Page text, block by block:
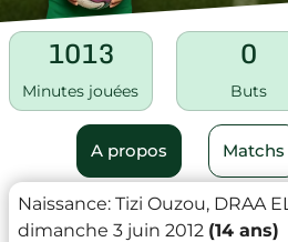
1013
Minutes jouées
0
Buts
A propos Matchs
Naissance: Tizi Ouzou, DRAA
dimanche 3 juin 2012 (14 ans)